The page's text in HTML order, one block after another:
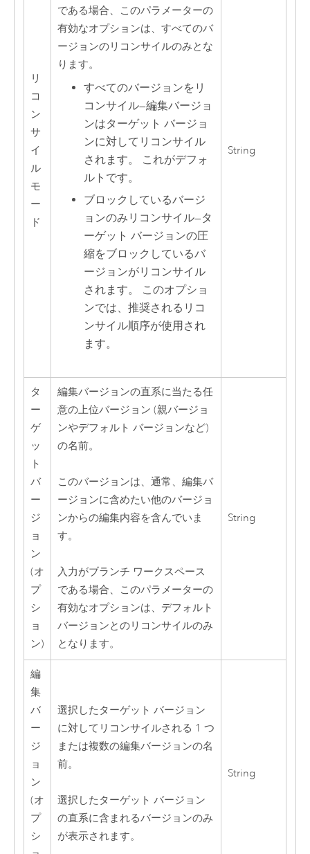
リ
コ
ン
サ
イ
ル
モ
ー
ド
である場合、このパラメーターの
有効なオプションは、すべてのバ
ージョンのリコンサイルのみとな
ります。
すべてのバージョンをリ
コンサイル—編集バージョ
ンはターゲット バージョ
ンに対してリコンサイル
されます。 これがデフォ
ルトです。
ブロックしているバージ
ョンのみリコンサイル—タ
ーゲット バージョンの圧
縮をブロックしているバ
ージョンがリコンサイル
されます。 このオプショ
ンでは、推奨されるリコ
ンサイル順序が使用され
ます。
String
タ
ー
ゲ
ッ
ト
バ
ー
ジ
ョ
ン
(オ
プ
シ
ョ
ン)
編集バージョンの直系に当たる任
意の上位バージョン (親バージョ
ンやデフォルト バージョンなど)
の名前。
このバージョンは、通常、編集バ
ージョンに含めたい他のバージョ
ンからの編集内容を含んでいま
す。
入力がブランチ ワークスペース
である場合、このパラメーターの
有効なオプションは、デフォルト
バージョンとのリコンサイルのみ
となります。
String
編
集
バ
ー
ジ
ョ
ン
(オ
プ
シ
選択したターゲット バージョン
に対してリコンサイルされる 1 つ
または複数の編集バージョンの名
前。
選択したターゲット バージョン
の直系に含まれるバージョンのみ
が表示されます。
String